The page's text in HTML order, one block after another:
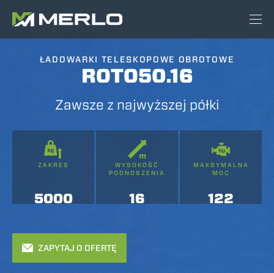
ŁADOWARKI TELESKOPOWE OBROTOWE
ROTO50.16
Zawsze z najwyższej półki
ZAKRES
5000
WYSOKOŚĆ
PODNOSZENIA
16
MAKSYMALNA
MOC
122
ZAPYTAJ O OFERTĘ